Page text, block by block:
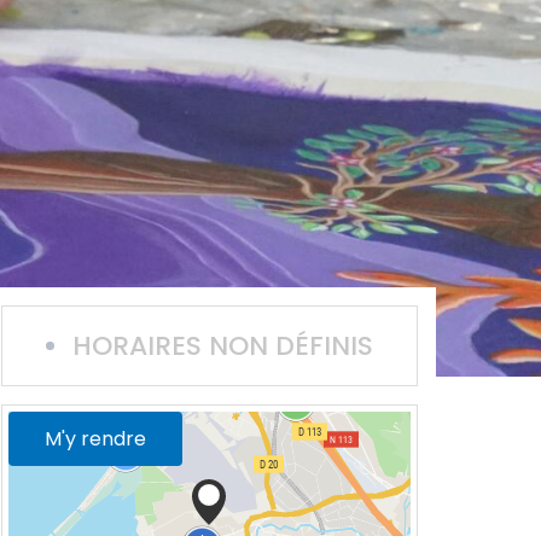
HORAIRES NON DÉFINIS
M'y rendre